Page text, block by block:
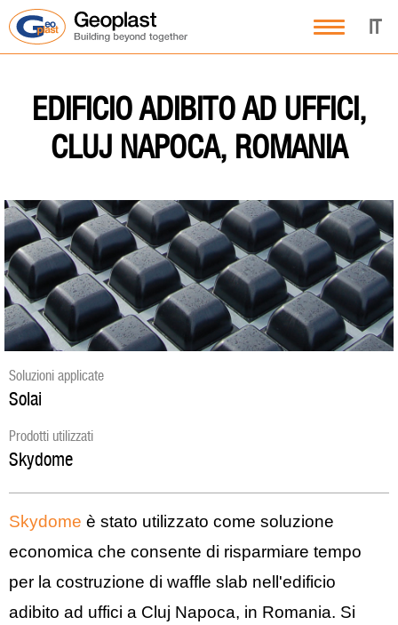
IT
EDIFICIO ADIBITO AD UFFICI,
CLUJ NAPOCA, ROMANIA
Soluzioni applicate
Solai
Prodotti utilizzati
Skydome
Skydome è stato utilizzato come soluzione
economica che consente di risparmiare tempo
per la costruzione di waffle slab nell'edificio
adibito ad uffici a Cluj Napoca, in Romania. Si